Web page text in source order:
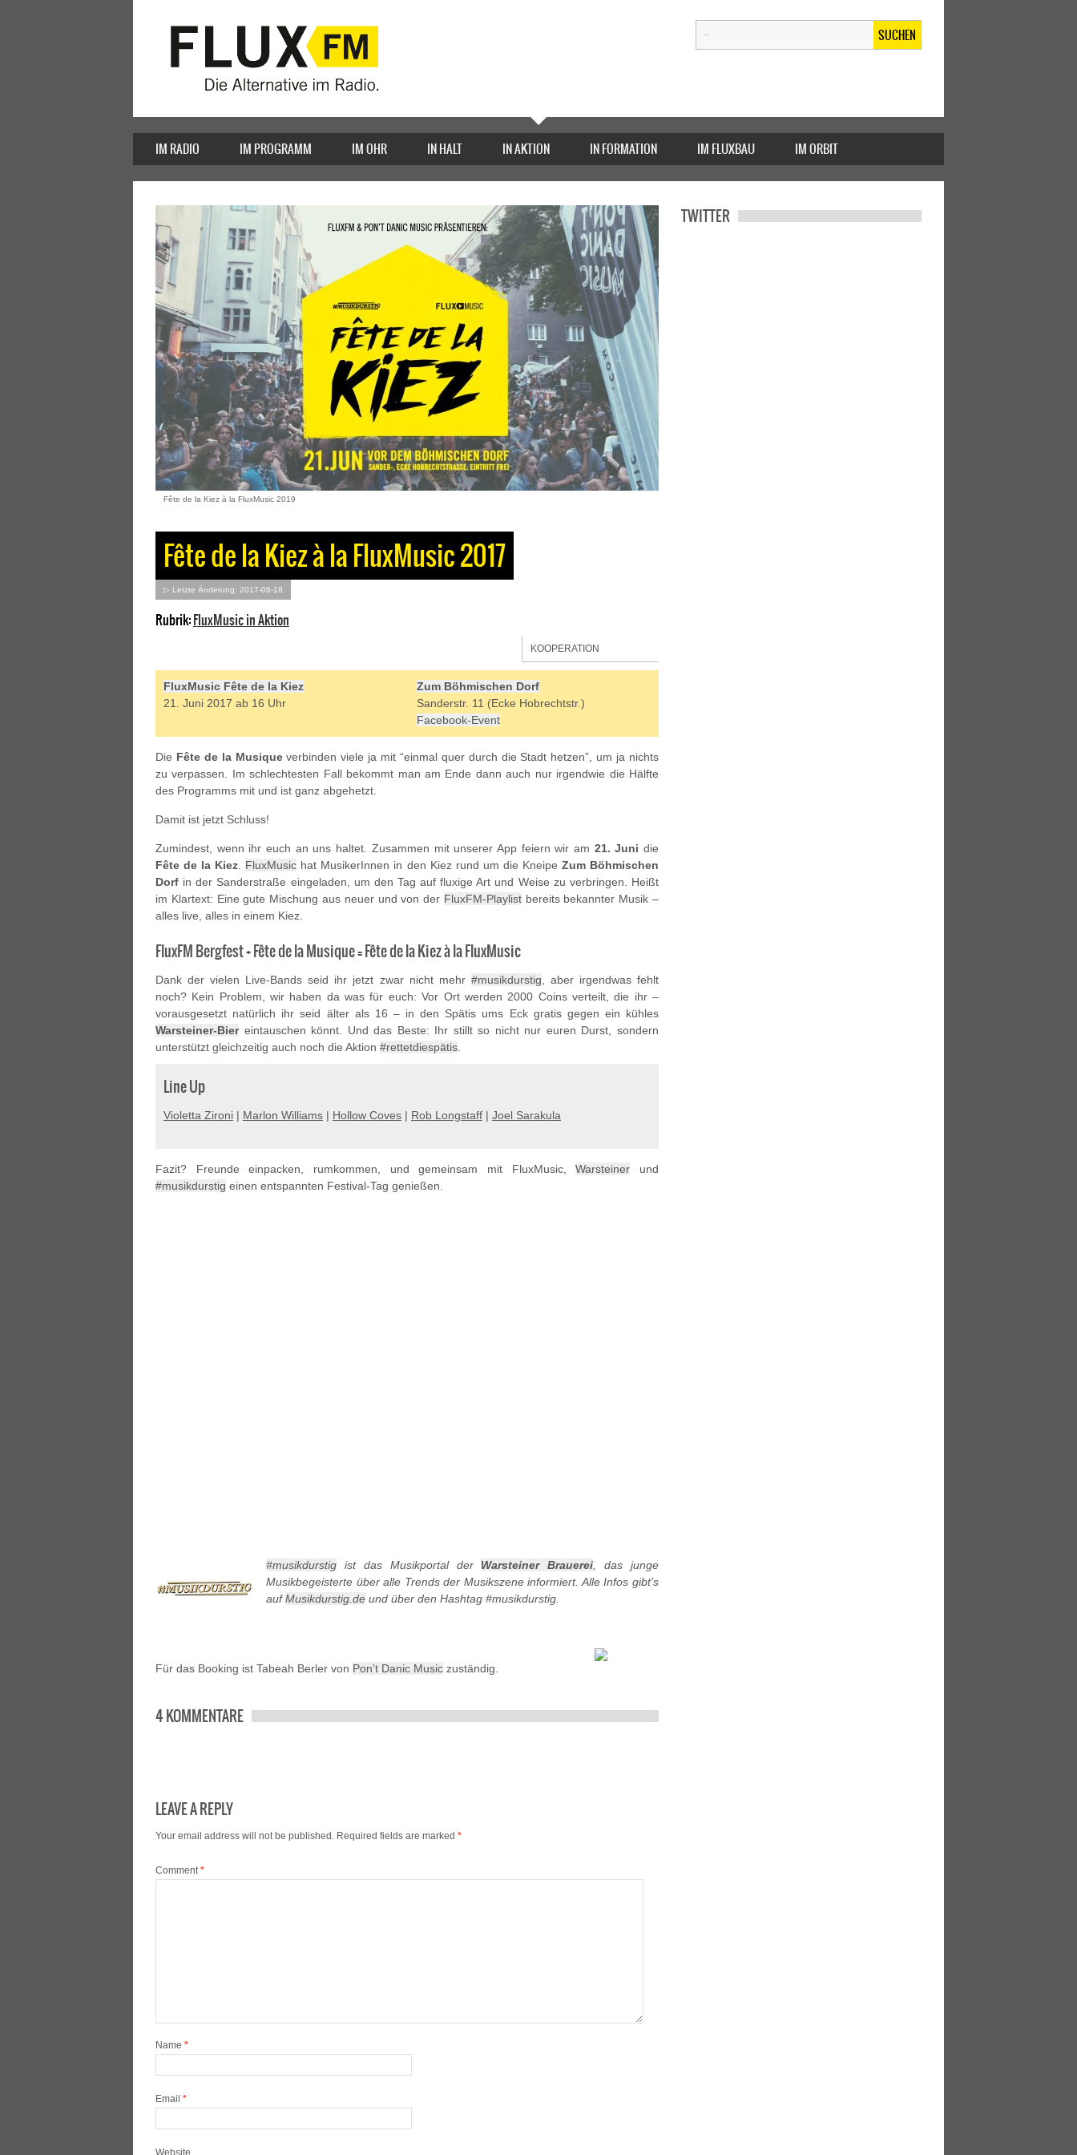
SUCHEN
IM RADIO IM PROGRAMM IM OHR IN HALT IN AKTION IN FORMATION IM FLUXBAU IM ORBIT
Fête de la Kiez à la FluxMusic 2019
Fête de la Kiez à la FluxMusic 2017
▷ Letzte Änderung: 2017-06-18
Rubrik:FluxMusic in Aktion
KOOPERATION
FluxMusic Fête de la Kiez
21. Juni 2017 ab 16 Uhr
Zum Böhmischen Dorf
Sanderstr. 11 (Ecke Hobrechtstr.)
Facebook-Event
Die Fête de la Musiqueverbinden viele ja mit “einmal quer durch die Stadt hetzen”, um ja nichts
zu verpassen. Im schlechtesten Fall bekommt man am Ende dann auch nur irgendwie die Hälfte
des Programms mit und ist ganz abgehetzt.
Damit ist jetzt Schluss!
Zumindest, wenn ihr euch an uns haltet. Zusammen mit unserer App feiern wir am 21. Juni die
Fête de la Kiez
FluxMusic hat MusikerInnen in den Kiez rund um die Kneipe Zum Böhmischen
Dorf in der Sanderstraße eingeladen, um den Tag auf fluxige Art und Weise zu verbringen. Heißt
im Klartext: Eine gute Mischung aus neuer und von der FluxFM-Playlistbereits bekannter Musik –
alles live, alles in einem Kiez.
FluxFM Bergfest + Fête de la Musique = Fête de la Kiez à la FluxMusic
Dank der vielen Live-Bands seid ihr jetzt zwar nicht mehr #musikdurstig , aber irgendwas fehlt
noch? Kein Problem, wir haben da was für euch: Vor Ort werden 2000 Coins verteilt, die ihr –
vorausgesetzt natürlich ihr seid älter als 16 – in den Spätis ums Eck gratis gegen ein kühles
Warsteiner-Biereintauschen könnt. Und das Beste: Ihr stillt so nicht nur euren Durst, sondern
unterstützt gleichzeitig auch noch die Aktion #rettetdiespätis
Line Up
Violetta Zironi | Marlon Williams | Hollow Coves | Rob Longstaff | Joel Sarakula
Fazit? Freunde einpacken, rumkommen, und gemeinsam mit FluxMusic,Warsteiner und
#musikdurstig einen entspannten Festival-Tag genießen.
#musikdurstig ist das Musikportal der Warsteiner Brauerei, das junge
Musikbegeisterte über alle Trends der Musikszene informiert. Alle Infos gibt’s
aufMusikdurstig.de und über den Hashtag #musikdurstig.
Für das Booking ist Tabeah Berler von Pon’t Danic Music zuständig.
4 KOMMENTARE
LEAVE A REPLY
Your email address will not be published. Required fields are marked *
Comment*
Name *
Email *
TWITTER